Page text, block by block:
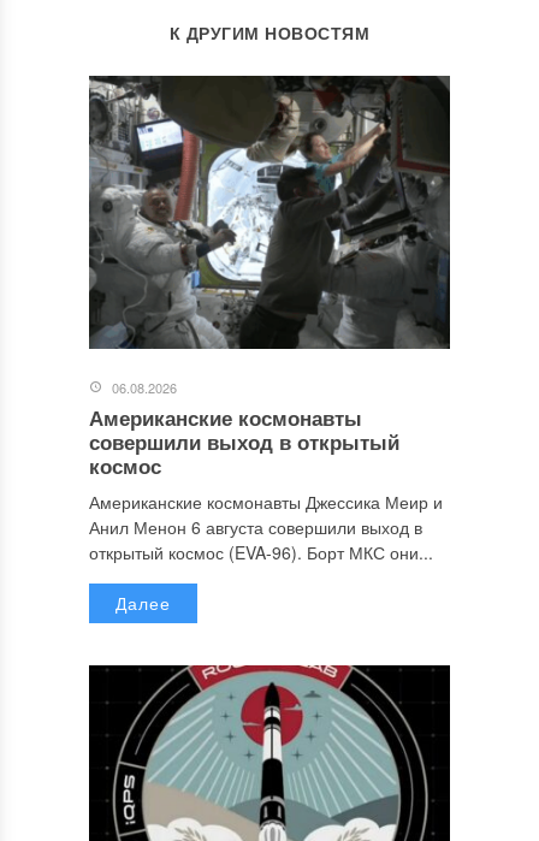
К ДРУГИМ НОВОСТЯМ
06.08.2026
Американские космонавты
совершили выход в открытый
космос
Американские космонавты Джессика Меир и
Анил Менон 6 августа совершили выход в
открытый космос (EVA-96). Борт МКС они...
Далее